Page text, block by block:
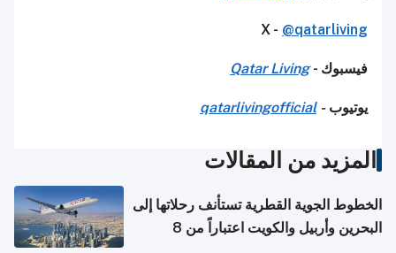
X - @qatarliving
فيسبوك -Qatar Living
يوتيوب-
qatarlivingofficial
المزيد من المقالات
الخطوط الجوية القطرية تستأنف رحلاتها إلى
البحرين وأربيل والكويت اعتباراً من 8